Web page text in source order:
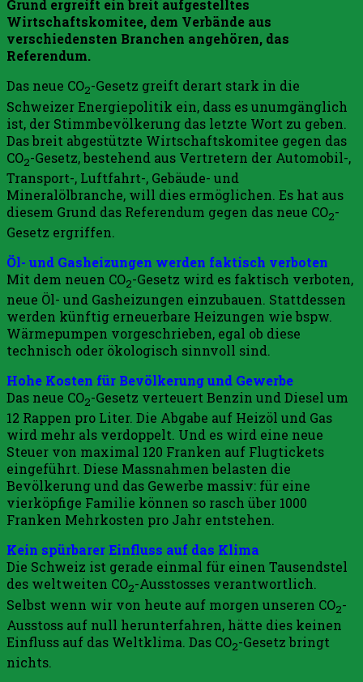
Grund ergreift ein breit aufgestelltes
Wirtschaftskomitee, dem Verbände aus
verschiedensten Branchen angehören, das
Referendum.
Das neue CO2-Gesetz greift derart stark in die
Schweizer Energiepolitik ein, dass es unumgänglich
ist, der Stimmbevölkerung das letzte Wort zu geben.
Das breit abgestützte Wirtschaftskomitee gegen das
CO2-Gesetz, bestehend aus Vertretern der Automobil-,
Transport-, Luftfahrt-, Gebäude- und
Mineralölbranche, will dies ermöglichen. Es hat aus
diesem Grund das Referendum gegen das neue CO2-
Gesetz ergriffen.
Öl- und Gasheizungen werden faktisch verboten
Mit dem neuen CO2-Gesetz wird es faktisch verboten,
neue Öl- und Gasheizungen einzubauen. Stattdessen
werden künftig erneuerbare Heizungen wie bspw.
Wärmepumpen vorgeschrieben, egal ob diese
technisch oder ökologisch sinnvoll sind.
Hohe Kosten für Bevölkerung und Gewerbe
Das neue CO2-Gesetz verteuert Benzin und Diesel um
12 Rappen pro Liter. Die Abgabe auf Heizöl und Gas
wird mehr als verdoppelt. Und es wird eine neue
Steuer von maximal 120 Franken auf Flugtickets
eingeführt. Diese Massnahmen belasten die
Bevölkerung und das Gewerbe massiv: für eine
vierköpfige Familie können so rasch über 1000
Franken Mehrkosten pro Jahr entstehen.
Kein spürbarer Einfluss auf das Klima
Die Schweiz ist gerade einmal für einen Tausendstel
des weltweiten CO2-Ausstosses verantwortlich.
Selbst wenn wir von heute auf morgen unseren CO2-
Ausstoss auf null herunterfahren, hätte dies keinen
Einfluss auf das Weltklima. Das CO2-Gesetz bringt
nichts.